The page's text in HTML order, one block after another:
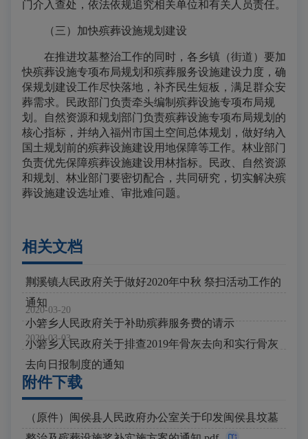
门介入查处，依法依规追究相关单位和有关人员责任。
（三）加快殡葬设施规划建设
在推进坟墓整治工作的同时，各乡镇（街道）要加
快殡葬设施专项布局规划和殡葬服务设施建设力度，确
保规划建设工作尽快落地，补齐民生短板，满足群众安
葬需求。民政部门负责牵头编制殡葬设施专项布局规
划。自然资源和规划部门负责殡葬设施专项布局规划的
核心指标，并纳入福州市国土空间总体规划，做好纳入
国土规划前的殡葬设施建设用地保障等工作。林业部门
负责优先保障殡葬设施建设用林指标。民政、自然资源
和规划、林业部门要密切配合，共同研究，切实解决殡
葬设施建设选址难、审批难问题。
相关文档
2020-09-30
荆溪镇人民政府关于做好2020年中秋 祭扫活动工作的
通知
2020-03-20
小箬乡人民政府关于补助殡葬服务费的请示
2020-03-03
小箬乡人民政府关于排查2019年骨灰去向和实行骨灰
去向日报制度的通知
附件下载
（原件）闽侯县人民政府办公室关于印发闽侯县坟墓